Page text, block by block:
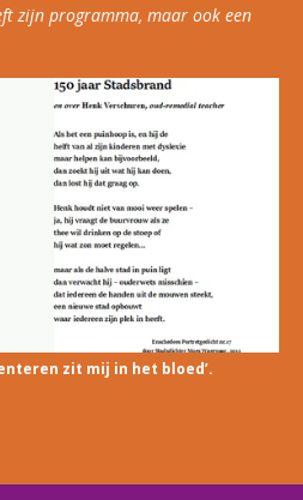
zijn programma, maar ook een
zit mij in het bloed’.